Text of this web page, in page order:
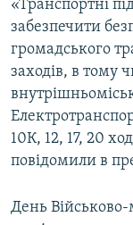
«Транспортні
забезпечити
громадського
заходів, в тому
10К, 12, 17, 20
повідомили в
День Військово-